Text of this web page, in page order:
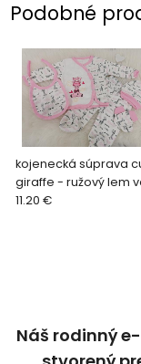
Podobné
kojenecká súprava
giraffe - ružový lem veľ.
cca 62
11.20 €
Náš rodinný